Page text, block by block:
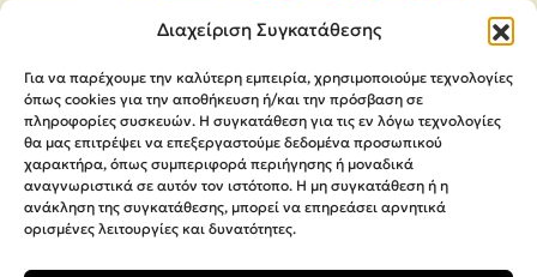
Διαχείριση Συγκατάθεσης
Για να παρέχουμε την καλύτερη εμπειρία, χρησιμοποιούμε τεχνολογίες
όπως cookies για την αποθήκευση ή/και την πρόσβαση σε
πληροφορίες συσκευών. Η συγκατάθεση για τις εν λόγω τεχνολογίες
θα μας επιτρέψει να επεξεργαστούμε δεδομένα προσωπικού
χαρακτήρα, όπως συμπεριφορά περιήγησης ή μοναδικά
αναγνωριστικά σε αυτόν τον ιστότοπο. Η μη συγκατάθεση ή η
ανάκληση της συγκατάθεσης, μπορεί να επηρεάσει αρνητικά
ορισμένες λειτουργίες και δυνατότητες.